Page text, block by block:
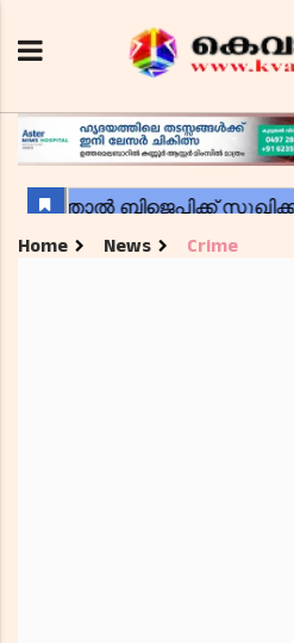
Home News Crime